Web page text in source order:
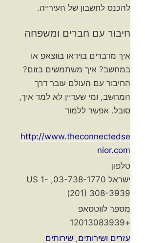
להכנס לחשבון של העירייה.
חיבור עם חברים ומשפחה
איך מדברים בוידאו בווצאפ או
במחשב? איך משתמשים בזום?
החיבור עם העולם עובר דרך
המחשב, ומי שעדיין לא למד איך,
סובל. אפשר ללמוד
http://www.theconnectedse
nior.com
טלפון
ישראל 03-738-1770, US 1-
(201) 308-3939
מספר לווטסאפ
+12013083939
עזרים ושירותים, שירותים